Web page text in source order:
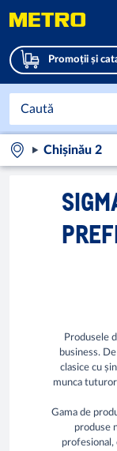
Promoții și
Chișinău 2
Produsele
business.
clasice cu
munca
Gama de
produse
profesional,